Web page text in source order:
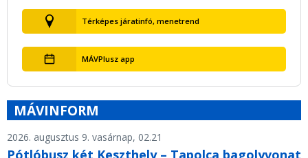
Térképes járatinfó, menetrend
MÁVPlusz app
MÁVINFORM
2026. augusztus 9. vasárnap, 02.21
Pótlóbusz két Keszthely – Tapolca bagolyvonat